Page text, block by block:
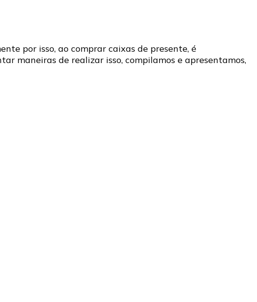
por isso, ao comprar caixas de presente, é
maneiras de realizar isso, compilamos e apresentamos,